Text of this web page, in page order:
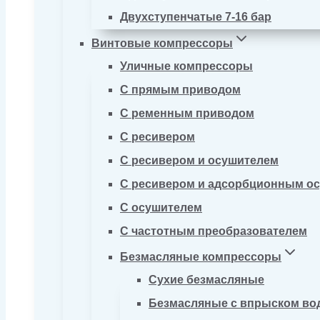
Двухступенчатые 7-16 бар
Винтовые компрессоры
Уличные компрессоры
С прямым приводом
С ременным приводом
С ресивером
С ресивером и осушителем
С ресивером и адсорбционным
С осушителем
С частотным преобразователем
Безмасляные компрессоры
Сухие безмасляные
Безмасляные с впрыском